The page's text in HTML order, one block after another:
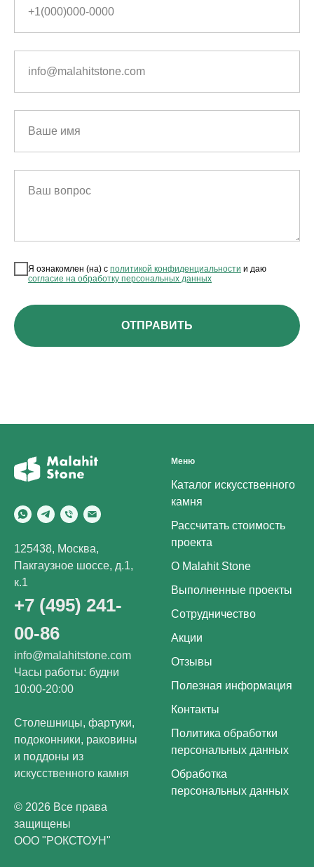
+1(000)000-0000
info@malahitstone.com
Ваше имя
Ваш вопрос
Я ознакомлен (на) с политикой конфиденциальности и даю
согласие на обработку персональных данных
ОТПРАВИТЬ
125438, Москва,
Пакгаузное шоссе, д.1,
к.1
+7 (495) 241-
00-86
info@malahitstone.com
Часы работы: будни
10:00-20:00
Столешницы, фартуки,
подоконники, раковины
и поддоны из
искусственного камня
© 2026 Все права
защищены
ООО "РОКСТОУН"
Меню
Каталог искусственного
камня
Рассчитать стоимость
проекта
О Malahit Stone
Выполненные проекты
Сотрудничество
Акции
Отзывы
Полезная информация
Контакты
Политика обработки
персональных данных
Обработка
персональных данных